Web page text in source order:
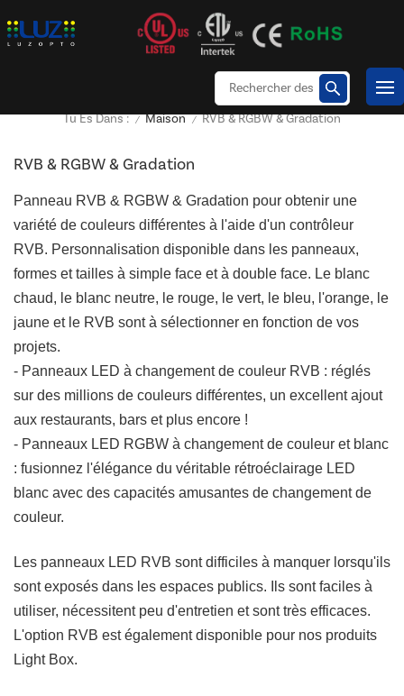
Tu Es Dans : / Maison / RVB & RGBW & Gradation
RVB & RGBW & Gradation
Panneau RVB & RGBW & Gradation pour obtenir une
variété de couleurs différentes à l'aide d'un contrôleur
RVB. Personnalisation disponible dans les panneaux,
formes et tailles à simple face et à double face. Le blanc
chaud, le blanc neutre, le rouge, le vert, le bleu, l'orange, le
jaune et le RVB sont à sélectionner en fonction de vos
projets.
- Panneaux LED à changement de couleur RVB : réglés
sur des millions de couleurs différentes, un excellent ajout
aux restaurants, bars et plus encore !
- Panneaux LED RGBW à changement de couleur et blanc
: fusionnez l'élégance du véritable rétroéclairage LED
blanc avec des capacités amusantes de changement de
couleur.
Les panneaux LED RVB sont difficiles à manquer lorsqu'ils
sont exposés dans les espaces publics. Ils sont faciles à
utiliser, nécessitent peu d'entretien et sont très efficaces.
L'option RVB est également disponible pour nos produits
Light Box.